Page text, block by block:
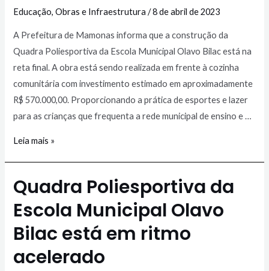
Educação,Obras e Infraestrutura /8 de abril de 2023
A Prefeitura de Mamonas informa que a construção da
Quadra Poliesportiva da Escola Municipal Olavo Bilac está na
reta final. A obra está sendo realizada em frente à cozinha
comunitária com investimento estimado em aproximadamente
R$ 570.000,00. Proporcionando a prática de esportes e lazer
para as crianças que frequenta a rede municipal de ensino e …
Leia mais »
Quadra Poliesportiva da
Escola Municipal Olavo
Bilac está em ritmo
acelerado